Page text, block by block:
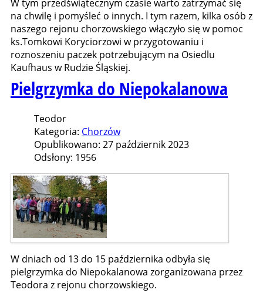
W tym przedświątecznym czasie warto zatrzymać się
na chwilę i pomyśleć o innych. I tym razem, kilka osób z
naszego rejonu chorzowskiego włączyło się w pomoc
ks.Tomkowi Koryciorzowi w przygotowaniu i
roznoszeniu paczek potrzebującym na Osiedlu
Kaufhaus w Rudzie Śląskiej.
Pielgrzymka do Niepokalanowa
Teodor
Kategoria: Chorzów
Opublikowano: 27 październik 2023
Odsłony: 1956
W dniach od 13 do 15 października odbyła się
pielgrzymka do Niepokalanowa zorganizowana przez
Teodora z rejonu chorzowskiego.